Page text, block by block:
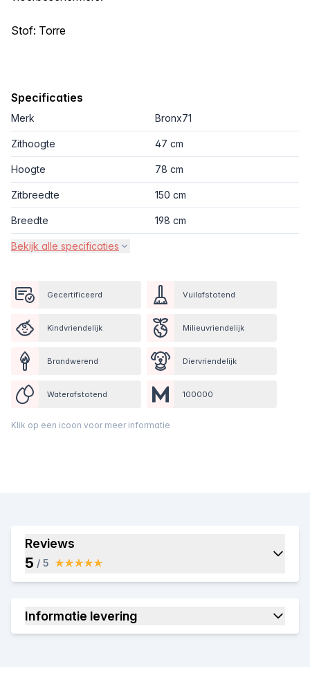
Stof: Torre
Specificaties
Merk Bronx71
Zithoogte 47 cm
Hoogte 78 cm
Zitbreedte 150 cm
Breedte 198 cm
Bekijk alle specificaties
Gecertificeerd Vuilafstotend
Kindvriendelijk Milieuvriendelijk
Brandwerend Diervriendelijk
Waterafstotend 100000
Klik op een icoon voor meer informatie
Reviews
5 / 5
Informatie levering